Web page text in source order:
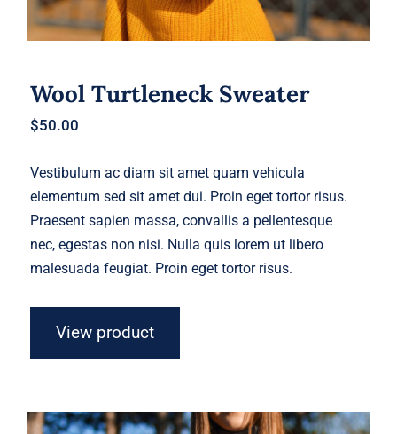
Wool Turtleneck Sweater
$50.00
Vestibulum ac diam sit amet quam vehicula
elementum sed sit amet dui. Proin eget tortor risus.
Praesent sapien massa, convallis a pellentesque
nec, egestas non nisi. Nulla quis lorem ut libero
malesuada feugiat. Proin eget tortor risus.
View product